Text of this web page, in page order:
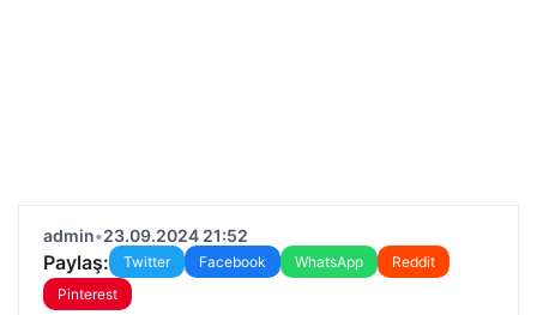
admin•23.09.2024 21:52
Paylaş: Twitter Facebook WhatsApp
Reddit
Pinterest